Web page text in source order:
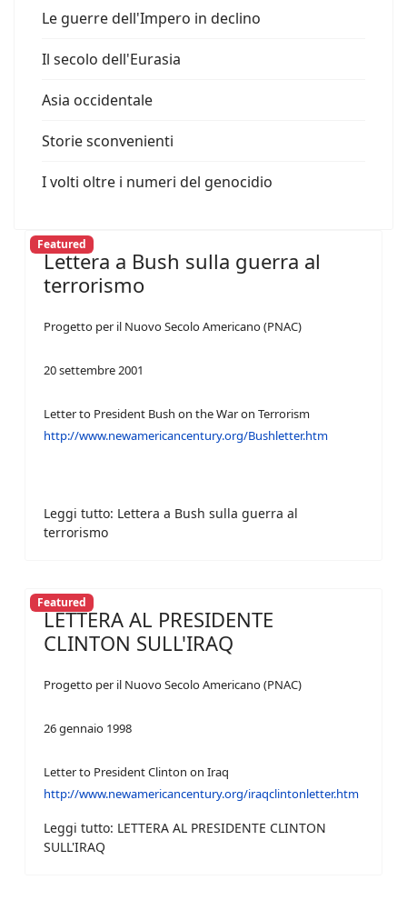
Le guerre dell'Impero in declino
Il secolo dell'Eurasia
Asia occidentale
Storie sconvenienti
I volti oltre i numeri del genocidio
Featured
Lettera a Bush sulla guerra al
terrorismo
Progetto per il Nuovo Secolo Americano (PNAC)
20 settembre 2001
Letter to President Bush on the War on Terrorism
http://www.newamericancentury.org/Bushletter.htm
Leggi tutto: Lettera a Bush sulla guerra al
terrorismo
Featured
LETTERA AL PRESIDENTE
CLINTON SULL'IRAQ
Progetto per il Nuovo Secolo Americano (PNAC)
26 gennaio 1998
Letter to President Clinton on Iraq
http://www.newamericancentury.org/iraqclintonletter.htm
Leggi tutto: LETTERA AL PRESIDENTE CLINTON
SULL'IRAQ